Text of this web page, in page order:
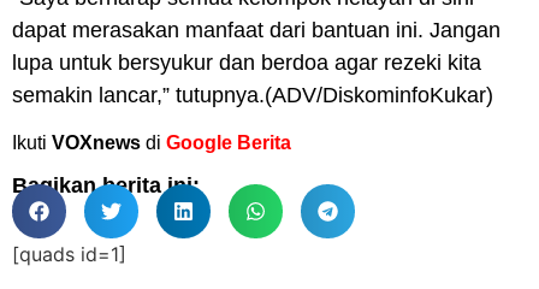
dapat merasakan manfaat dari bantuan ini. Jangan
lupa untuk bersyukur dan berdoa agar rezeki kita
semakin lancar,” tutupnya.(ADV/DiskominfoKukar)
Ikuti VOXnews di Google Berita
Bagikan berita ini:
[quads id=1]